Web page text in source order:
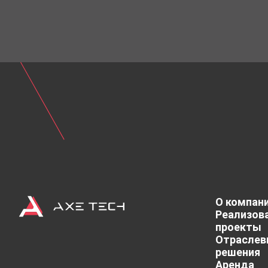
Тип обслуживания
Степень защиты IP
О
проекты
решения
Аренда